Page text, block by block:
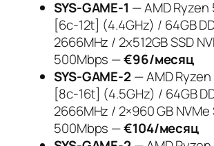
SYS-GAME-1 — AMD Ryzen
[6c-12t] (4.4GHz) / 64GB
2666MHz / 2x512GB SSD
500Mbps —€96/месяц
SYS-GAME-2 — AMD
[8c-16t] (4.5GHz) / 64GB
2666MHz / 2×960 GB NVMe
500Mbps —€104/месяц